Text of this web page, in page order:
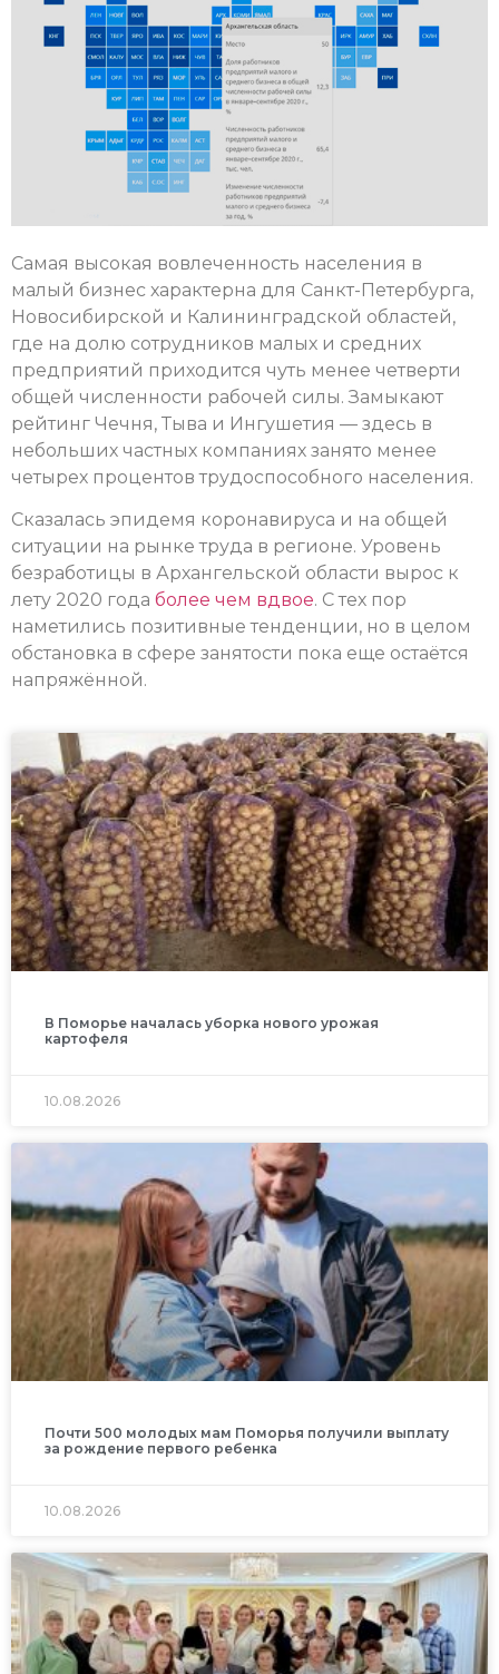
Самая высокая вовлеченность населения в
малый бизнес характерна для Санкт-Петербурга,
Новосибирской и Калининградской областей,
где на долю сотрудников малых и средних
предприятий приходится чуть менее четверти
общей численности рабочей силы. Замыкают
рейтинг Чечня, Тыва и Ингушетия — здесь в
небольших частных компаниях занято менее
четырех процентов трудоспособного населения.
Сказалась эпидемя коронавируса и на общей
ситуации на рынке труда в регионе. Уровень
безработицы в Архангельской области вырос к
лету 2020 года более чем вдвое. С тех пор
наметились позитивные тенденции, но в целом
обстановка в сфере занятости пока еще остаётся
напряжённой.
В Поморье началась уборка нового урожая
картофеля
10.08.2026
Почти 500 молодых мам Поморья получили выплату
за рождение первого ребенка
10.08.2026